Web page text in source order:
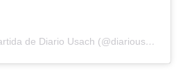
Una publicación compartida de Diario Usach (@diariousach)